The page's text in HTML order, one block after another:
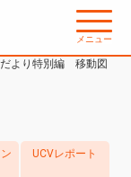
メニュー
だより特別編 移動図
UCVレポート